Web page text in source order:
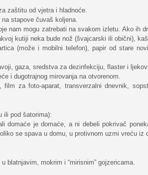
zaštitu od vjetra i hladnoće.
stapove čuvaš koljena.
nam mogu zatrebati na svakom izletu. Ako ih
kutiji neka bude nož (švajcarski ili obični),
(može i mobilni telefon), papir od stare
gaza, sredstva za dezinfekciju, flaster i
i dugotrajnog mirovanja na otvorenom.
za foto-aparat, transverzalni dnevnik,
ili pod šatorima):
domaće je domaće, a ni debeli pokrivač
se spava u domu, u protivnom uzmi vreću iz
blatnjavim, mokrim i “mirisnim” gojzericama.